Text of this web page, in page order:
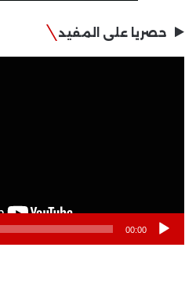
حصريا على المفيد
00:00